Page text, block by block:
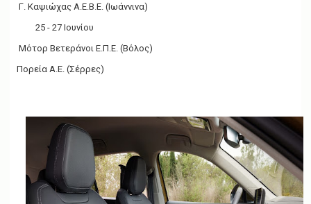
Γ. Καψιώχας Α.Ε.Β.Ε. (Ιωάννινα)
25 - 27 Ιουνίου
Μότορ Βετεράνοι Ε.Π.Ε. (Βόλος)
Πορεία Α.Ε. (Σέρρες)